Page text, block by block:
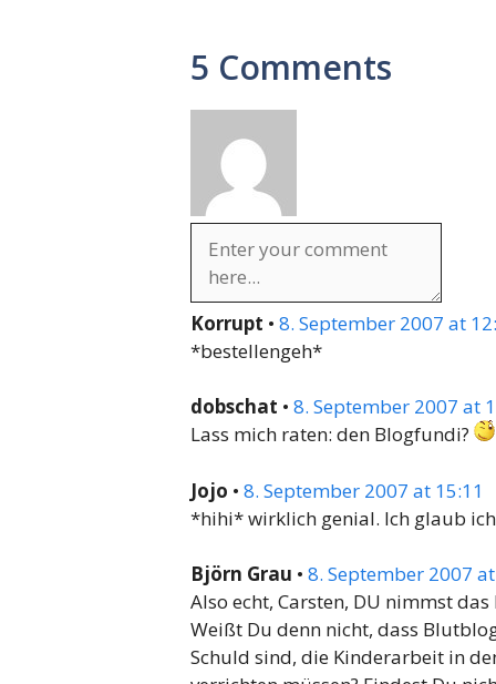
5 Comments
Korrupt • 8. September 2007 at
*bestellengeh*
dobschat • 8. September 2007 at
Lass mich raten: den Blogfundi?
Jojo • 8. September 2007 at 15:11
*hihi* wirklich genial. Ich glaub
Björn Grau • 8. September 2007
Also echt, Carsten, DU nimmst
Weißt Du denn nicht, dass
Schuld sind, die Kinderarbeit in